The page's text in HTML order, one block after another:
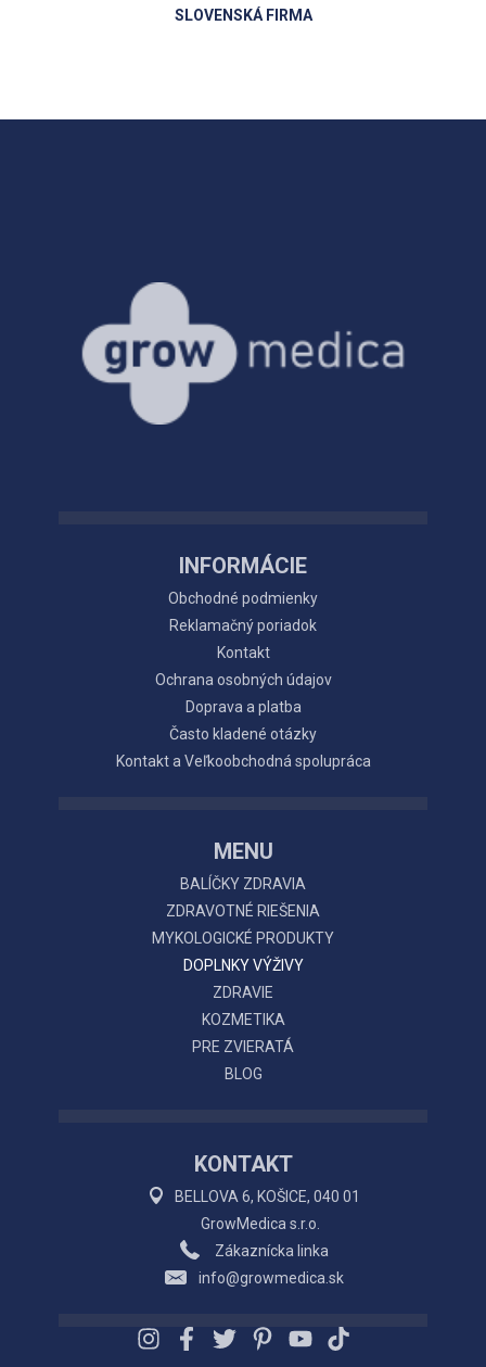
SLOVENSKÁ FIRMA
INFORMÁCIE
Obchodné podmienky
Reklamačný poriadok
Kontakt
Ochrana osobných údajov
Doprava a platba
Často kladené otázky
Kontakt a Veľkoobchodná spolupráca
MENU
BALÍČKY ZDRAVIA
ZDRAVOTNÉ RIEŠENIA
MYKOLOGICKÉ PRODUKTY
DOPLNKY VÝŽIVY
ZDRAVIE
KOZMETIKA
PRE ZVIERATÁ
BLOG
KONTAKT
BELLOVA 6, KOŠICE, 040 01
GrowMedica s.r.o.
Zákaznícka linka
info@growmedica.sk